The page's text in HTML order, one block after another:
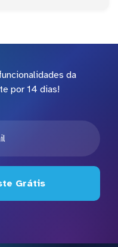
da
por 14 dias!
Grátis